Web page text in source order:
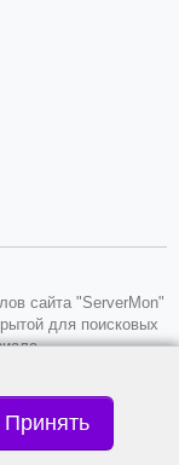
сайта "ServerMon"
для поисковых
Принять